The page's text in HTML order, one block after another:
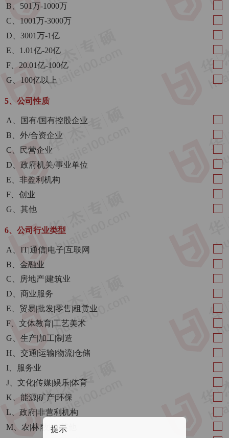
B、501万-1000万
C、1001万-3000万
D、3001万-1亿
E、1.01亿-20亿
F、20.01亿-100亿
G、100亿以上
5、公司性质
A、国有/国有控股企业
B、外/合资企业
C、民营企业
D、政府机关/事业单位
E、非盈利机构
F、创业
G、其他
6、公司行业类型
A、IT|通信|电子|互联网
B、金融业
C、房地产|建筑业
D、商业服务
E、贸易|批发|零售|租赁业
F、文体教育|工艺美术
G、生产|加工|制造
H、交通|运输|物流|仓储
I、服务业
J、文化|传媒|娱乐|体育
K、能源|矿产|环保
L、政府|非营利机构
M、农|林|牧|渔|其他
提示